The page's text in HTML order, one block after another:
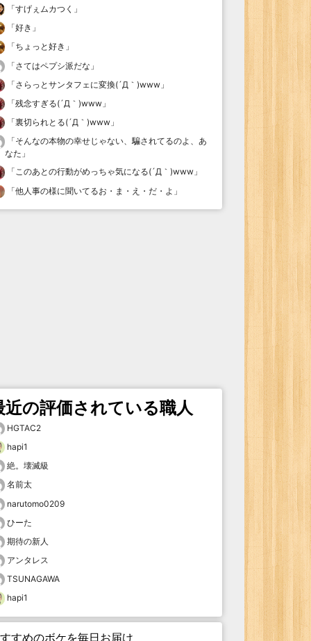
「すげぇムカつく 」
「好き 」
「ちょっと好き 」
「さてはペプシ派だな 」
「さらっとサンタフェに変換(´Д｀)www 」
「残念すぎる(´Д｀)www 」
「裏切られとる(´Д｀)www 」
「そんなの本物の幸せじゃない、騙されてるのよ、あ
なた 」
「このあとの行動がめっちゃ気になる(´Д｀)www 」
「他人事の様に聞いてるお・ま・え・だ・よ 」
近の評価されている職人
HGTAC2
hapi1
絶。壊滅級
名前太
narutomo0209
ひーた
期待の新人
アンタレス
TSUNAGAWA
hapi1
すめのボケを毎日お届け